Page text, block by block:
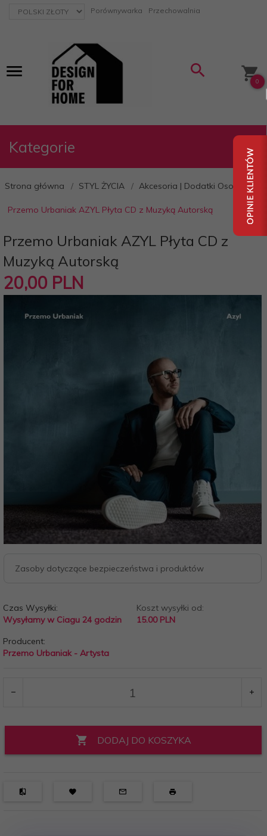
currency_h Porównywarka Przechowalnia
0
Kategorie
Strona główna STYL ŻYCIA Akcesoria | Dodatki Osobiste
Przemo Urbaniak AZYL Płyta CD z Muzyką Autorską
Przemo Urbaniak AZYL Płyta CD z
Muzyką Autorską
20,00 PLN
Zasoby dotyczące bezpieczeństwa i produktów
Czas Wysyłki:
Wysyłamy w Ciagu 24 godzin
Koszt wysyłki od:
15.00 PLN
Producent:
Przemo Urbaniak - Artysta
DODAJ DO KOSZYKA